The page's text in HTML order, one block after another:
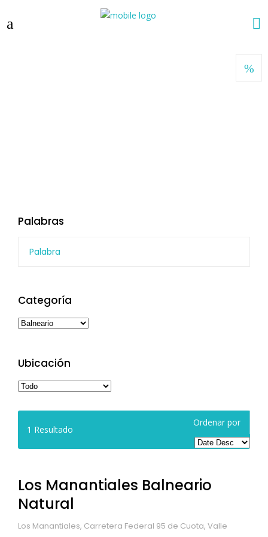
Palabras
Categoría
Ubicación
1 Resultado
Ordenar por
Los Manantiales Balneario
Natural
Los Manantiales, Carretera Federal 95 de Cuota, Valle